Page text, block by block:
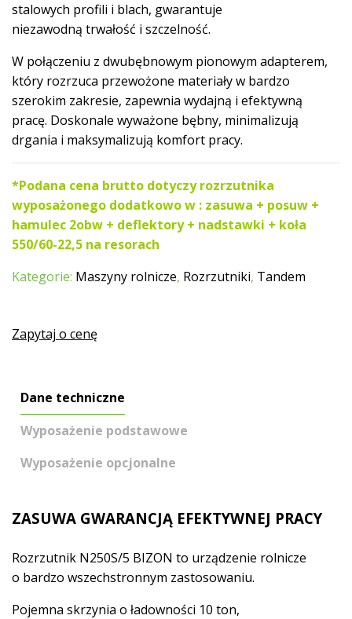
stalowych profili i blach, gwarantuje
niezawodną trwałość i szczelność.
W połączeniu z dwubębnowym pionowym adapterem,
który rozrzuca przewożone materiały w bardzo
szerokim zakresie, zapewnia wydajną i efektywną
pracę. Doskonale wyważone bębny, minimalizują
drgania i maksymalizują komfort pracy.
*Podana cena brutto dotyczy rozrzutnika
wyposażonego dodatkowo w : zasuwa + posuw +
hamulec 2obw + deflektory + nadstawki + koła
550/60-22,5 na resorach
Kategorie: Maszyny rolnicze, Rozrzutniki, Tandem
Zapytaj o cenę
Dane techniczne
Wyposażenie podstawowe
Wyposażenie opcjonalne
ZASUWA GWARANCJĄ EFEKTYWNEJ PRACY
Rozrzutnik N250S/5 BIZON to urządzenie rolnicze
o bardzo wszechstronnym zastosowaniu.
Pojemna skrzynia o ładowności 10 ton,